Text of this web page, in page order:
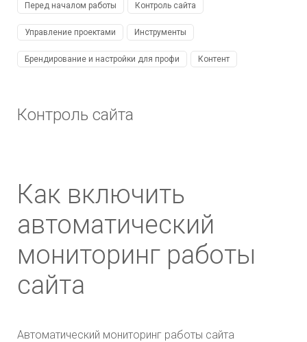
Перед началом работы Контроль сайта
Управление проектами Инструменты
Брендирование и настройки для профи Контент
Контроль сайта
Как включить
автоматический
мониторинг работы
сайта
Автоматический мониторинг работы сайта